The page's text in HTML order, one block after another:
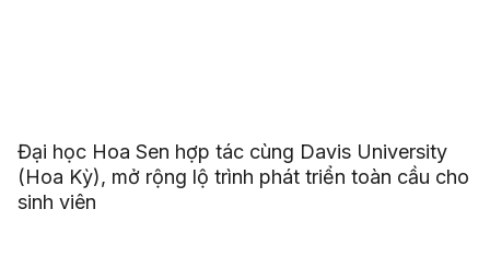
Đại học Hoa Sen hợp tác cùng Davis University
(Hoa Kỳ), mở rộng lộ trình phát triển toàn cầu cho
sinh viên